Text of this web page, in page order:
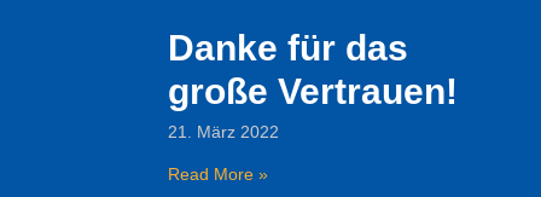
Danke für das
große Vertrauen!
21. März 2022
Read More »